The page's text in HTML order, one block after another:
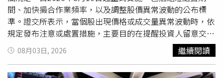
間、加快撮合作業頻率，以及調整股價異常波動的公布標
準。證交所表示，當個股出現價格或成交量異常波動時，依
規定發布注意或處置措施，主要目的在提醒投資人留意交易
風險，維持市場秩序。自1995年建立相關制度以來，已因
應市場環境變化多次檢討修正。本次調整則是在綜合考量近
期市場發展、過去制度執行成效，以及各界意見後，進一步
08月03日, 2026 繼續閱讀